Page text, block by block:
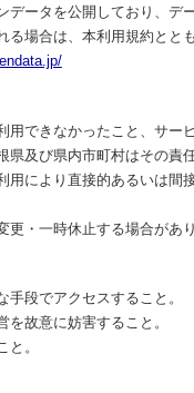
データを公開しており、デ
る場合は、本利用規約とと
用できなかったこと、サー
県及び県内市町村はその責
用により直接的あるいは間
更・一時休止する場合があり
段でアクセスすること。
故意に妨害すること。
と。